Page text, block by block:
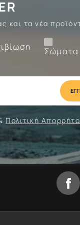
και τα νέα
Επιβίωση
Πολιτική